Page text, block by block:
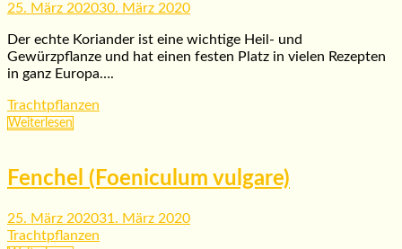
25. März 202030. März 2020
Der echte Koriander ist eine wichtige Heil- und
Gewürzpflanze und hat einen festen Platz in vielen Rezepten
in ganz Europa….
Trachtpflanzen
Weiterlesen
Fenchel (Foeniculum vulgare)
25. März 202031. März 2020
Trachtpflanzen